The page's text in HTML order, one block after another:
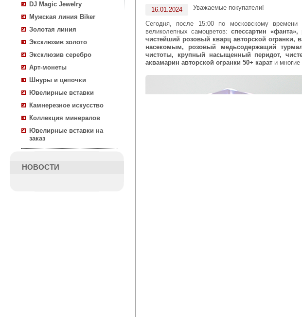
DJ Magic Jewelry
Мужская линия Biker
Золотая линия
Эксклюзив золото
Эксклюзив серебро
Арт-монеты
Шнуры и цепочки
Ювелирные вставки
Камнерезное искусство
Коллекция минералов
Ювелирные вставки на
заказ
НОВОСТИ
16.01.2024 Уважаемые покупатели!
Сегодня, после 15:00 по московскому
великолепных самоцветов:спессартин
чистейший розовый кварц авторской огранки,
насекомым, розовый медьсодержащий
чистоты, крупный насыщенный перидот,
аквамарин авторской огранки 50+ карат и